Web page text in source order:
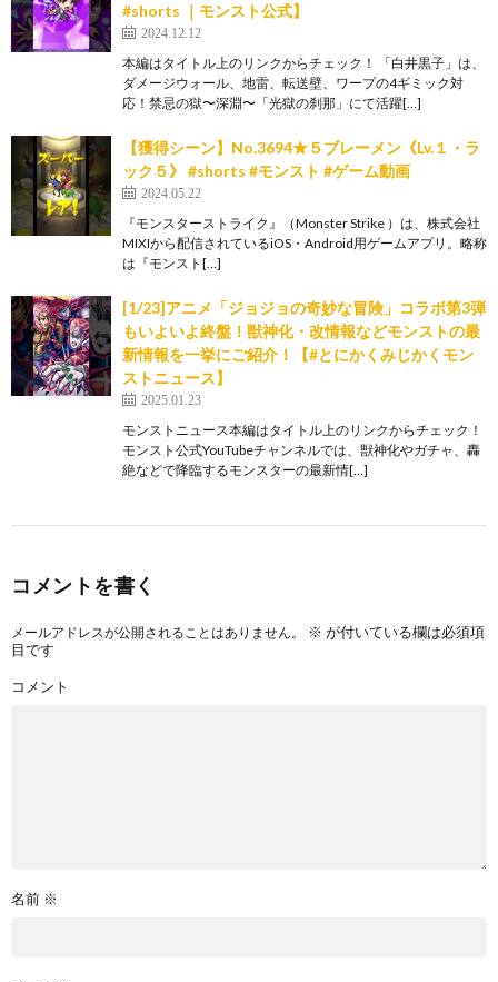
#shorts ｜モンスト公式】
2024.12.12
本編はタイトル上のリンクからチェック！ 「白井黒子」は、
ダメージウォール、地雷、転送壁、ワープの4ギミック対
応！禁忌の獄〜深淵〜「光獄の刹那」にて活躍[…]
【獲得シーン】No.3694★５ブレーメン《Lv.１・ラ
ック５》 #shorts #モンスト #ゲーム動画
2024.05.22
『モンスターストライク』（Monster Strike ）は、株式会社
MIXIから配信されているiOS・Android用ゲームアプリ。略称
は『モンスト[…]
[1/23]アニメ「ジョジョの奇妙な冒険」コラボ第3弾
もいよいよ終盤！獣神化・改情報などモンストの最
新情報を一挙にご紹介！【#とにかくみじかくモン
ストニュース】
2025.01.23
モンストニュース本編はタイトル上のリンクからチェック！
モンスト公式YouTubeチャンネルでは、獣神化やガチャ、轟
絶などで降臨するモンスターの最新情[…]
コメントを書く
メールアドレスが公開されることはありません。 ※ が付いている欄は必須項
目です
コメント
名前 ※